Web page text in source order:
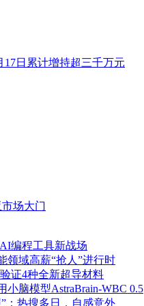
17日累计增持超三千万元
场大门
编程工具新战场
领域高薪“抢人”进行时
证4种全新超导材料
脑模型AstraBrain-WBC 0.5
：热搜多日，自感意外